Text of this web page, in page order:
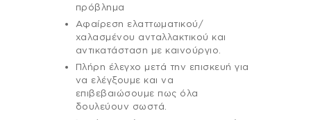
πρόβλημα
Αφαίρεση ελαττωματικού/
χαλασμένου ανταλλακτικού και
αντικατάσταση με καινούργιο.
Πλήρη έλεγχο μετά την επισκευή για
να ελέγξουμε και να
επιβεβαιώσουμε πως όλα
δουλεύουν σωστά.